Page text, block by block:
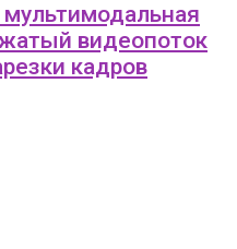
видеопоток
кадров